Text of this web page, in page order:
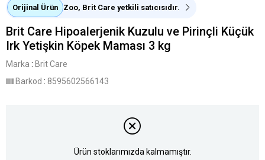
Orijinal Ürün Zoo, Brit Care yetkili satıcısıdır.
Brit Care Hipoalerjenik Kuzulu ve Pirinçli Küçük
Irk Yetişkin Köpek Maması 3 kg
Marka : Brit Care
Barkod : 8595602566143
Ürün stoklarımızda kalmamıştır.